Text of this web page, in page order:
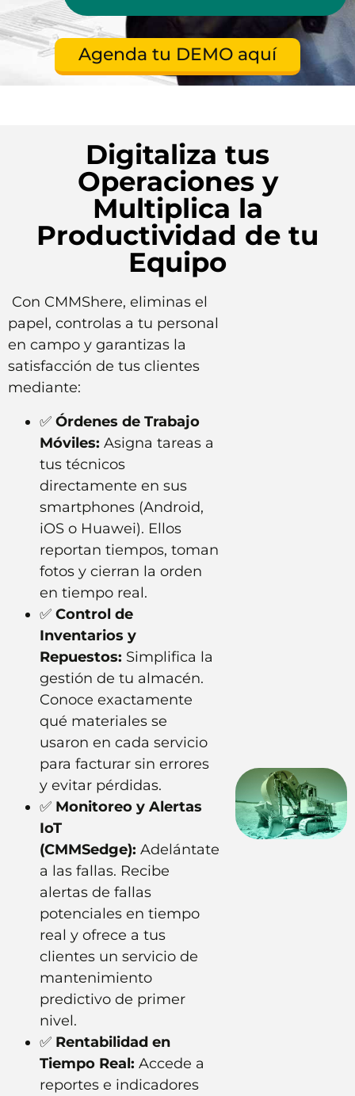
Agenda tu DEMO aquí
Digitaliza tus
Operaciones y
Multiplica la
Productividad de tu
Equipo
Con CMMShere, eliminas el
papel, controlas a tu personal
en campo y garantizas la
satisfacción de tus clientes
mediante:
✅ Órdenes de Trabajo
Móviles: Asigna tareas a
tus técnicos
directamente en sus
smartphones (Android,
iOS o Huawei). Ellos
reportan tiempos, toman
fotos y cierran la orden
en tiempo real.
✅ Control de
Inventarios y
Repuestos: Simplifica la
gestión de tu almacén.
Conoce exactamente
qué materiales se
usaron en cada servicio
para facturar sin errores
y evitar pérdidas.
✅ Monitoreo y Alertas
IoT
(CMMSedge): Adelántate
a las fallas. Recibe
alertas de fallas
potenciales en tiempo
real y ofrece a tus
clientes un servicio de
mantenimiento
predictivo de primer
nivel.
✅ Rentabilidad en
Tiempo Real: Accede a
reportes e indicadores